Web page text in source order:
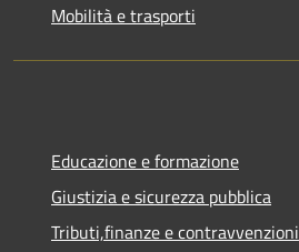
Mobilità e trasporti
Educazione e formazione
Giustizia e sicurezza pubblica
Tributi,finanze e contravvenzioni